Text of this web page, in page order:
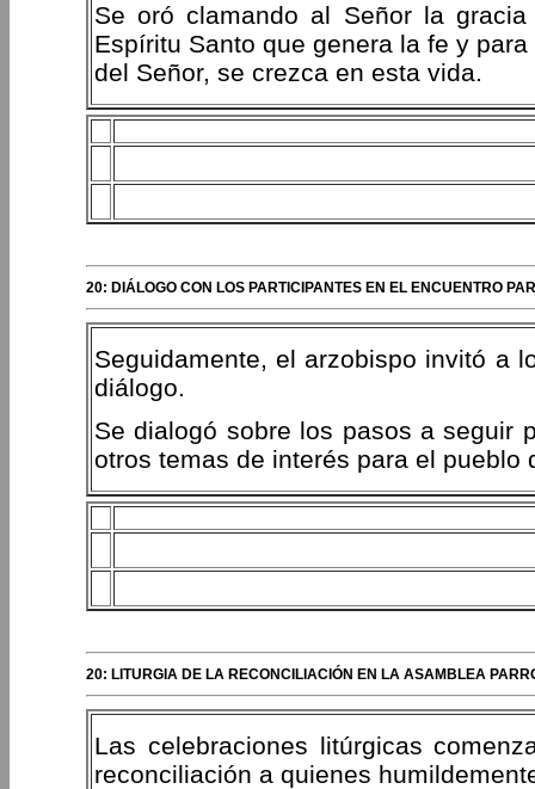
Se oró clamando al Señor la
Espíritu Santo que genera la fe y
del Señor, se crezca en esta vida.
20: DIÁLOGO CON LOS PARTICIPANTES EN EL ENCUENTRO
Seguidamente, el arzobispo invitó a
diálogo.
Se dialogó sobre los pasos a seguir
otros temas de interés para el pueblo
20: LITURGIA DE LA RECONCILIACIÓN EN LA ASAMBLEA
Las celebraciones litúrgicas
reconciliación a quienes